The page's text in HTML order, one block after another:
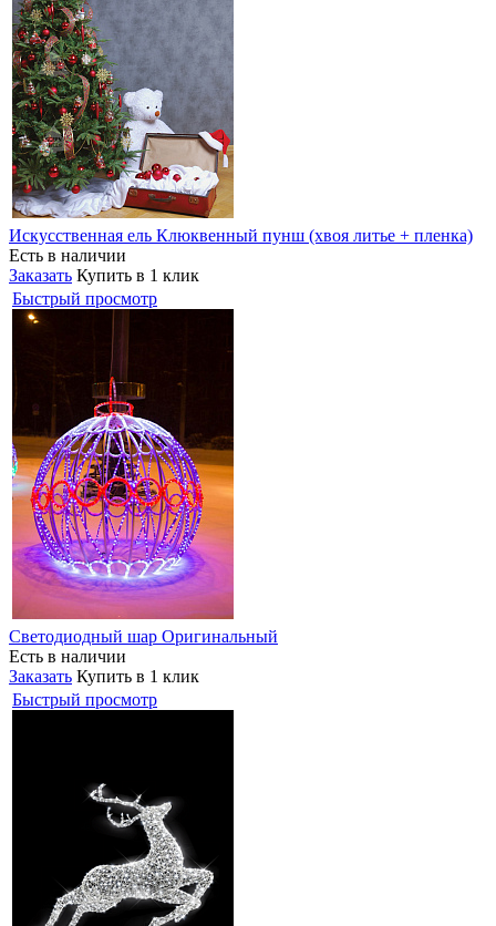
Искусственная ель Клюквенный пунш (хвоя литье + пленка)
Есть в наличии
Заказать Купить в 1 клик
Быстрый просмотр
Светодиодный шар Оригинальный
Есть в наличии
Заказать Купить в 1 клик
Быстрый просмотр